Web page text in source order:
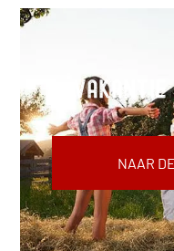
NAAR